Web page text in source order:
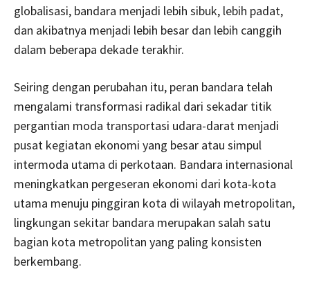
globalisasi, bandara menjadi lebih sibuk, lebih padat,
dan akibatnya menjadi lebih besar dan lebih canggih
dalam beberapa dekade terakhir.
Seiring dengan perubahan itu, peran bandara telah
mengalami transformasi radikal dari sekadar titik
pergantian moda transportasi udara-darat menjadi
pusat kegiatan ekonomi yang besar atau simpul
intermoda utama di perkotaan. Bandara internasional
meningkatkan pergeseran ekonomi dari kota-kota
utama menuju pinggiran kota di wilayah metropolitan,
lingkungan sekitar bandara merupakan salah satu
bagian kota metropolitan yang paling konsisten
berkembang.